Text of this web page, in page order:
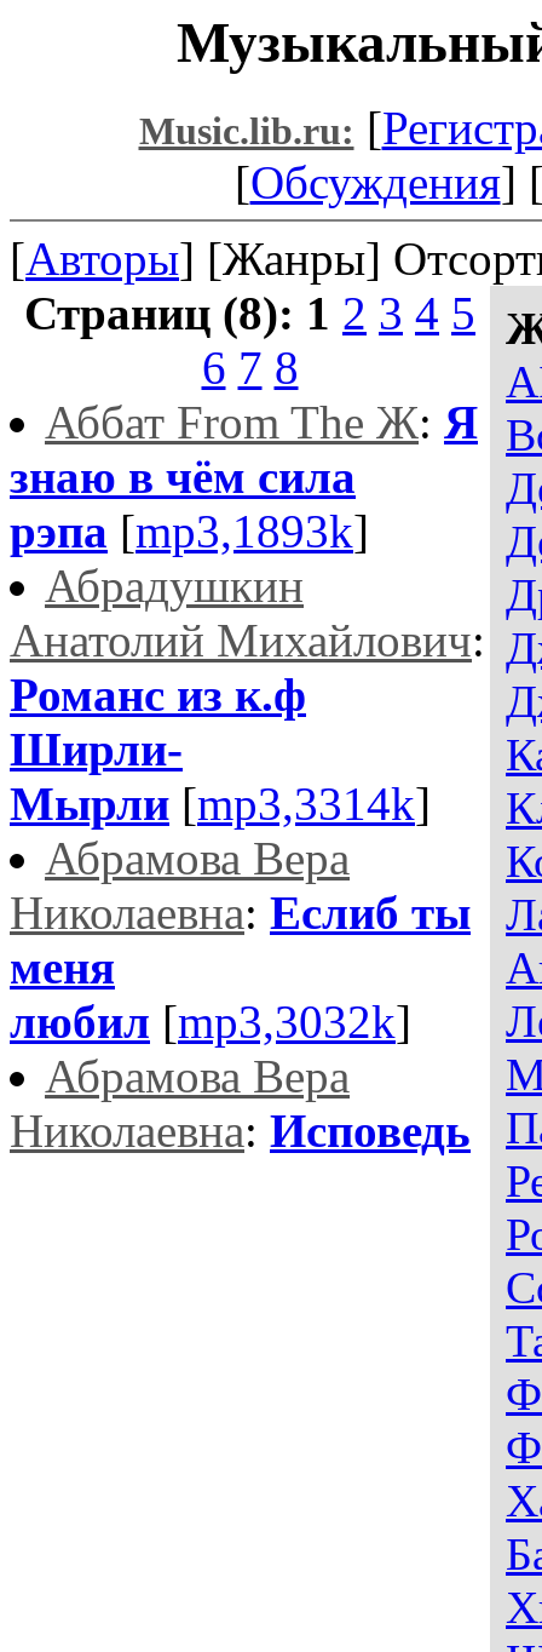
Music.lib.ru: [
[Обсуждения]
[Авторы] [Жанры]
Страниц (8): 1 2 3 4 5
6 7 8
Аббат From The Ж: Я
знаю в чём сила
рэпа [mp3,1893k]
Абрадушкин
Анатолий Михайлович:
Романс из к.ф
Ширли-
Мырли [mp3,3314k]
Абрамова Вера
Николаевна: Еслиб ты
меня
любил [mp3,3032k]
Абрамова Вера
Николаевна: Исповедь